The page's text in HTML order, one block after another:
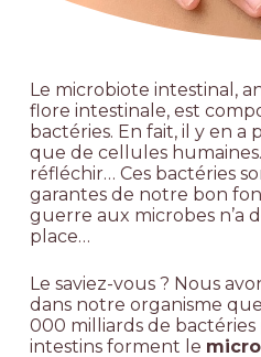
Le microbiote intestinal,
flore intestinale, est
bactéries. En fait, il y en a
que de cellules
réfléchir… Ces bactéries
garantes de notre bon
guerre aux microbes n’a
place…
Le saviez-vous ? Nous
dans notre organisme
000 milliards de bactéries
intestins forment le